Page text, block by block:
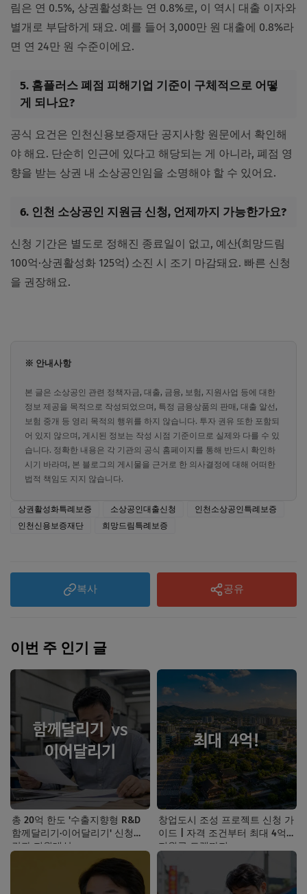
림은 연 0.5%, 상권활성화는 연 0.8%로, 이 역시 대출 이자와
별개로 부담하게 돼요. 예를 들어 3,000만 원 대출에 0.8%라
면 연 24만 원 수준이에요.
5. 홈플러스 폐점 피해기업 기준이 구체적으로 어떻
게 되나요?
공식 요건은 인천신용보증재단 공지사항 원문에서 확인해
야 해요. 단순히 인근에 있다고 해당되는 게 아니라, 폐점 영
향을 받는 상권 내 소상공인임을 소명해야 할 수 있어요.
6. 인천 소상공인 지원금 신청, 언제까지 가능한가요?
신청 기간은 별도로 정해진 종료일이 없고, 예산(희망드림
100억·상권활성화 125억) 소진 시 조기 마감돼요. 빠른 신청
을 권장해요.
※ 안내사항
본 글은 소상공인 관련 정책자금, 대출, 금융, 보험, 지원사업 등에 대한
정보 제공을 목적으로 작성되었으며, 특정 금융상품의 판매, 대출 알선,
보험 중개 등 영리 목적의 행위를 하지 않습니다. 투자 권유 또한 포함되
어 있지 않으며, 게시된 정보는 작성 시점 기준이므로 실제와 다를 수 있
습니다. 정확한 내용은 각 기관의 공식 홈페이지를 통해 반드시 확인하
시기 바라며, 본 블로그의 게시물을 근거로 한 의사결정에 대해 어떠한
법적 책임도 지지 않습니다.
상권활성화특례보증 소상공인대출신청
인천소상공인특례보증
인천신용보증재단
희망드림특례보증
복사 공유
이번 주 인기 글
총 20억 한도 '수출지향형 R&D
함께달리기·이어달리기' 신청기
간과 지원대상
창업도시 조성 프로젝트 신청 가
이드 | 자격 조건부터 최대 4억
지원금 트랙까지